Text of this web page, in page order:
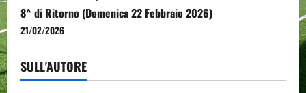
8^ di Ritorno (Domenica 22 Febbraio 2026)
21/02/2026
SULL'AUTORE